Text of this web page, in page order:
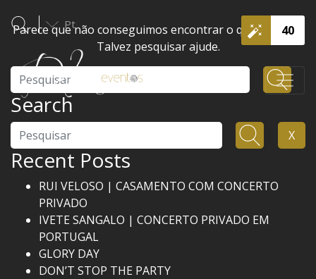
40
Pt
Parece que não conseguimos encontrar o que procura.
Talvez pesquisar ajude.
Search
Pesquisar X
Recent Posts
RUI VELOSO | CASAMENTO COM CONCERTO
PRIVADO
IVETE SANGALO | CONCERTO PRIVADO EM
PORTUGAL
GLORY DAY
DON’T STOP THE PARTY